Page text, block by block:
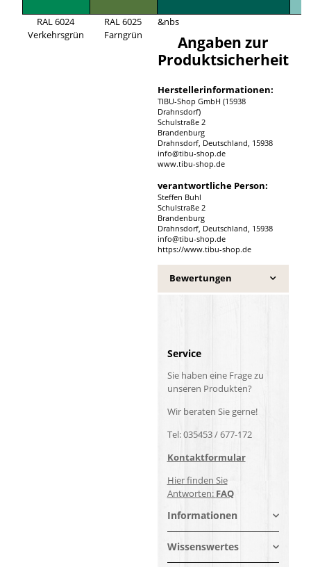
RAL 6024
Verkehrsgrün
RAL 6025
Farngrün
&nbs
Angaben zur
Produktsicherheit
Herstellerinformationen:
TIBU-Shop GmbH (15938
Drahnsdorf)
Schulstraße 2
Brandenburg
Drahnsdorf, Deutschland, 15938
info@tibu-shop.de
www.tibu-shop.de
verantwortliche Person:
Steffen Buhl
Schulstraße 2
Brandenburg
Drahnsdorf, Deutschland, 15938
info@tibu-shop.de
https://www.tibu-shop.de
Bewertungen
Service
Sie haben eine Frage zu
unseren Produkten?
Wir beraten Sie gerne!
Tel: 035453 / 677-172
Kontaktformular
Hier finden Sie
Antworten: FAQ
Informationen
Wissenswertes